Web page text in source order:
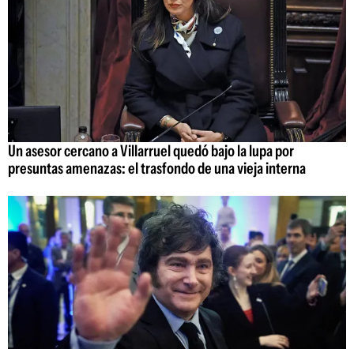
Un asesor cercano a Villarruel quedó bajo la lupa por
presuntas amenazas: el trasfondo de una vieja interna